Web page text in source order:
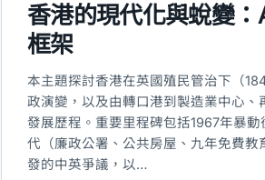
香港的現代化與蛻變
框架
本主題探討香港在英國殖民管治下（
政演變，以及由轉口港到製造業中心、
發展歷程。重要里程碑包括1967年暴
代（廉政公署、公共房屋、九年免費教
發的中英爭議，以…